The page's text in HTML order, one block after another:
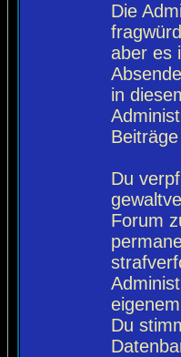
Die
aber es
in
Du
Forum
Du